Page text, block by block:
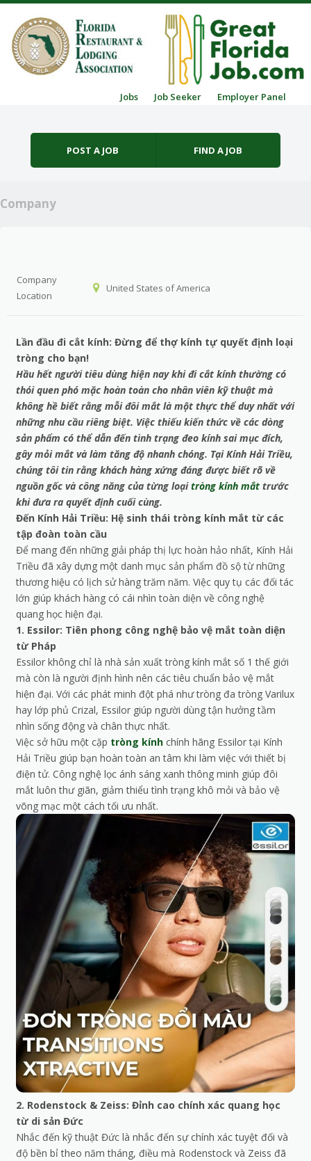
Jobs Job Seeker Employer Panel
POST A JOB FIND A JOB
Company
Company
Location
United States of America
Lần đầu đi cắt kính: Đừng để thợ kính tự quyết định loại
tròng cho bạn!
Hầu hết người tiêu dùng hiện nay khi đi cắt kính thường có
thói quen phó mặc hoàn toàn cho nhân viên kỹ thuật mà
không hề biết rằng mỗi đôi mắt là một thực thể duy nhất với
những nhu cầu riêng biệt. Việc thiếu kiến thức về các dòng
sản phẩm có thể dẫn đến tình trạng đeo kính sai mục đích,
gây mỏi mắt và làm tăng độ nhanh chóng. Tại Kính Hải Triều,
chúng tôi tin rằng khách hàng xứng đáng được biết rõ về
nguồn gốc và công năng của từng loạitròng kính mắt trước
khi đưa ra quyết định cuối cùng.
Đến Kính Hải Triều: Hệ sinh thái tròng kính mắt từ các
tập đoàn toàn cầu
Để mang đến những giải pháp thị lực hoàn hảo nhất, Kính Hải
Triều đã xây dựng một danh mục sản phẩm đồ sộ từ những
thương hiệu có lịch sử hàng trăm năm. Việc quy tụ các đối tác
lớn giúp khách hàng có cái nhìn toàn diện về công nghệ
quang học hiện đại.
1. Essilor: Tiên phong công nghệ bảo vệ mắt toàn diện
từ Pháp
Essilor không chỉ là nhà sản xuất tròng kính mắt số 1 thế giới
mà còn là người định hình nên các tiêu chuẩn bảo vệ mắt
hiện đại. Với các phát minh đột phá như tròng đa tròng Varilux
hay lớp phủ Crizal, Essilor giúp người dùng tận hưởng tầm
nhìn sống động và chân thực nhất.
Việc sở hữu một cặp tròng kính chính hãng Essilor tại Kính
Hải Triều giúp bạn hoàn toàn an tâm khi làm việc với thiết bị
điện tử. Công nghệ lọc ánh sáng xanh thông minh giúp đôi
mắt luôn thư giãn, giảm thiểu tình trạng khô mỏi và bảo vệ
võng mạc một cách tối ưu nhất.
2. Rodenstock & Zeiss: Đỉnh cao chính xác quang học
từ di sản Đức
Nhắc đến kỹ thuật Đức là nhắc đến sự chính xác tuyệt đối và
độ bền bỉ theo năm tháng, điều mà Rodenstock và Zeiss đã